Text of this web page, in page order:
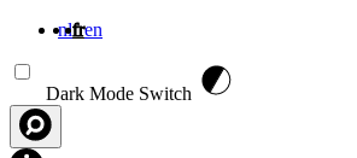
nlfren
Dark Mode Switch